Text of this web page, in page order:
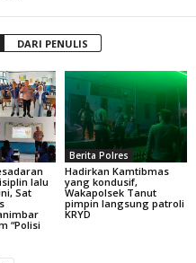
DARI PENULIS
lalu
Sat
“Polisi
Berita Polres
Hadirkan Kamtibmas
yang kondusif,
Wakapolsek Tanut
pimpin langsung patroli
KRYD